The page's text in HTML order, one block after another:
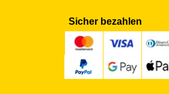
Sicher bezahlen